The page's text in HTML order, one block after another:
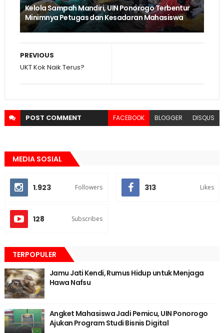
Kelola Sampah Mandiri, UIN Ponorogo Terbentur
Minimnya Petugas dan Kesadaran Mahasiswa
PREVIOUS
UKT Kok Naik Terus?
POST COMMENT FACEBOOK BLOGGER DISQUS
MEDIA SOSIAL
1.923 Followers 313 Likes
128 Subscribes
TERPOPULER
Jamu Jati Kendi, Rumus Hidup untuk Menjaga
Hawa Nafsu
Angket Mahasiswa Jadi Pemicu, UIN Ponorogo
Ajukan Program Studi Bisnis Digital